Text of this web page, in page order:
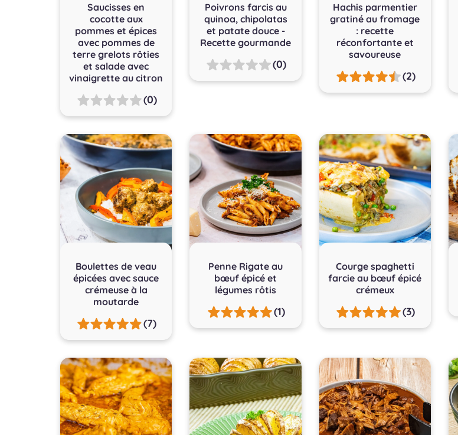
Saucisses en
cocotte aux
pommes et épices
avec pommes de
terre grelots rôties
et salade avec
vinaigrette au citron
(0)
Poivrons farcis au
quinoa, chipolatas
et patate douce -
Recette gourmande
(0)
Hachis parmentier
gratiné au fromage
: recette
réconfortante et
savoureuse
(2)
Boulettes de veau
épicées avec sauce
crémeuse à la
moutarde
(7)
Penne Rigate au
bœuf épicé et
légumes rôtis
(1)
Courge spaghetti
farcie au bœuf épicé
crémeux
(3)